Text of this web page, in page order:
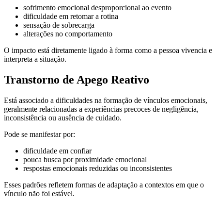
sofrimento emocional desproporcional ao evento
dificuldade em retomar a rotina
sensação de sobrecarga
alterações no comportamento
O impacto está diretamente ligado à forma como a pessoa vivencia e
interpreta a situação.
Transtorno de Apego Reativo
Está associado a dificuldades na formação de vínculos emocionais,
geralmente relacionadas a experiências precoces de negligência,
inconsistência ou ausência de cuidado.
Pode se manifestar por:
dificuldade em confiar
pouca busca por proximidade emocional
respostas emocionais reduzidas ou inconsistentes
Esses padrões refletem formas de adaptação a contextos em que o
vínculo não foi estável.